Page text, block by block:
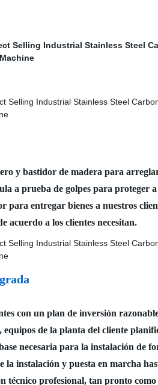
y bastidor de madera para
a prueba de golpes para proteger
para entregar bienes a nuestros
acuerdo a los clientes necesitan.
con un plan de inversión
de la planta del cliente
necesaria para la instalación de
la instalación y puesta en marcha
técnico profesional, tan pronto